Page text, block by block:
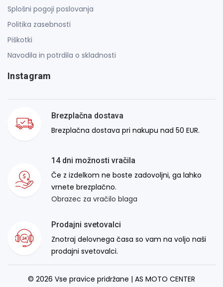
Splošni pogoji poslovanja
Politika zasebnosti
Piškotki
Navodila in potrdila o skladnosti
Instagram
Brezplačna dostava
Brezplačna dostava pri nakupu nad 50 EUR.
14 dni možnosti vračila
Če z izdelkom ne boste zadovoljni, ga lahko
vrnete brezplačno.
Obrazec za vračilo blaga
Prodajni svetovalci
Znotraj delovnega časa so vam na voljo naši
prodajni svetovalci.
© 2026 Vse pravice pridržane | AS MOTO CENTER